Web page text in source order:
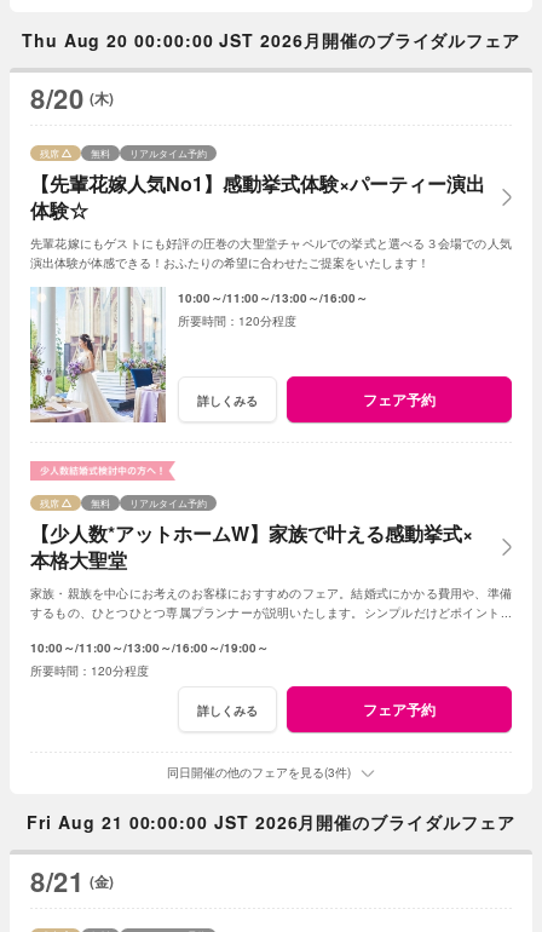
Thu Aug 20 00:00:00 JST 2026月開催のブライダルフェア
8/20 (木)
【先輩花嫁人気No1】感動挙式体験×パーティー演出
体験☆
残席 無料 リアルタイム予約
先輩花嫁にもゲストにも好評の圧巻の大聖堂チャペルでの挙式と選べる３会場での人気
演出体験が体感できる！おふたりの希望に合わせたご提案をいたします！
10:00～ 11:00～ 13:00～ 16:00～
120分程度
詳しくみる フェア予約
【少人数*アットホームW】家族で叶える感動挙式×
本格大聖堂
残席 無料 リアルタイム予約
家族・親族を中心にお考えのお客様におすすめのフェア。結婚式にかかる費用や、準備
するもの、ひとつひとつ専属プランナーが説明いたします。シンプルだけどポイントを
10:00～ 11:00～ 13:00～ 16:00～ 19:00～
120分程度
詳しくみる フェア予約
同日開催の他のフェアを見る(3件)
Fri Aug 21 00:00:00 JST 2026月開催のブライダルフェア
8/21 (金)